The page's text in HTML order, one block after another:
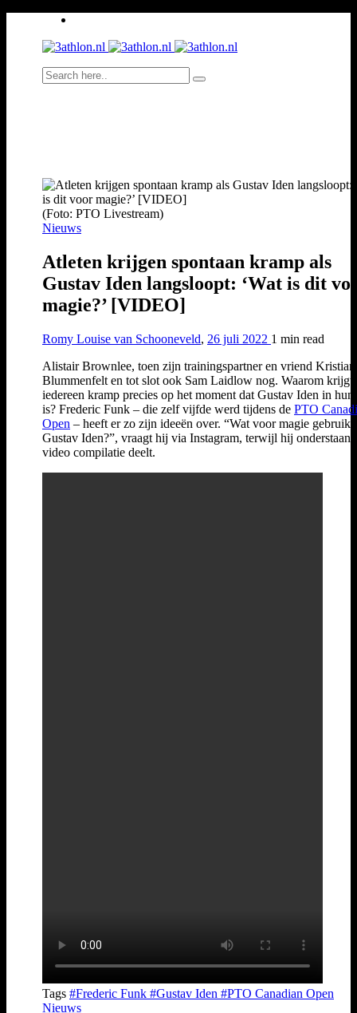
(Foto: PTO Livestream)
Nieuws
Atleten krijgen spontaan kramp als
Gustav Iden langsloopt: ‘Wat is dit
magie?’ [VIDEO]
Romy Louise van Schooneveld, 26 juli 2022 1 min read
Alistair Brownlee, toen zijn trainingspartner en vriend Kristian
Blummenfelt en tot slot ook Sam Laidlow nog. Waarom krijgt
iedereen kramp precies op het moment dat Gustav Iden in
is? Frederic Funk – die zelf vijfde werd tijdens de PTO
Open – heeft er zo zijn ideeën over. “Wat voor magie gebruik
Gustav Iden?”, vraagt hij via Instagram, terwijl hij
video compilatie deelt.
Tags #Frederic Funk #Gustav Iden #PTO Canadian Open
Nieuws